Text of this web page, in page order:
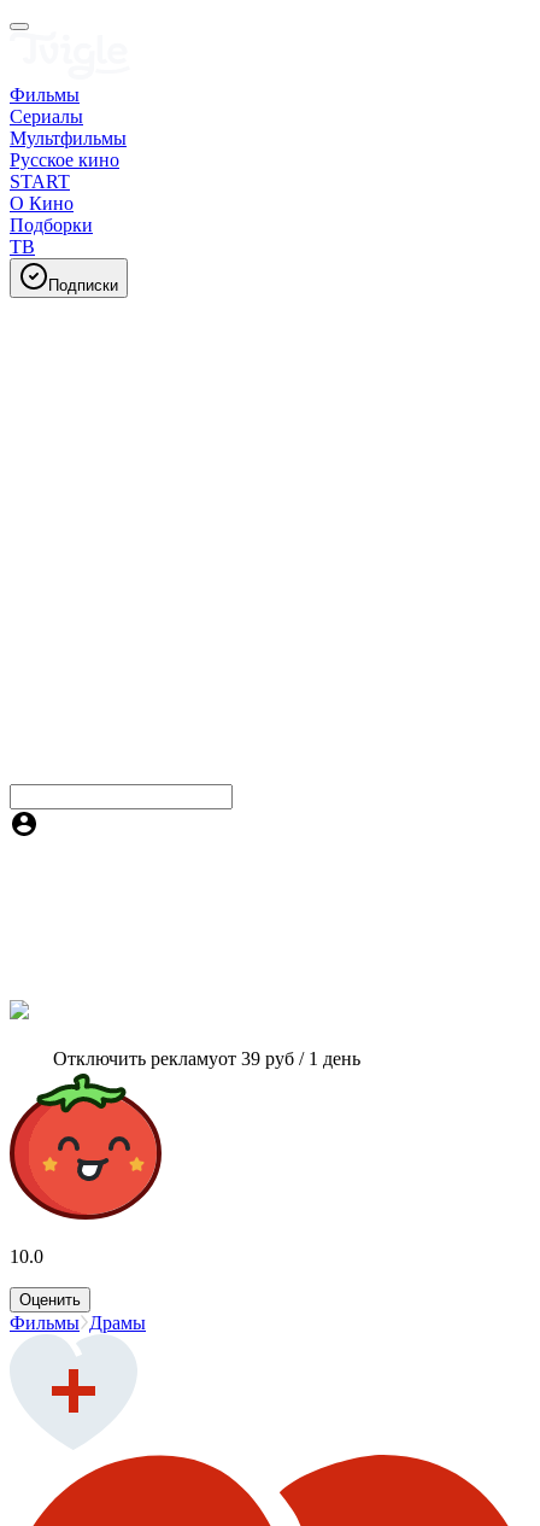
Фильмы
Сериалы
Мультфильмы
Русское кино
START
О Кино
Подборки
ТВ
Подписки
Отключить рекламуот 39 руб / 1 день
10.0
Оценить
Фильмы Драмы